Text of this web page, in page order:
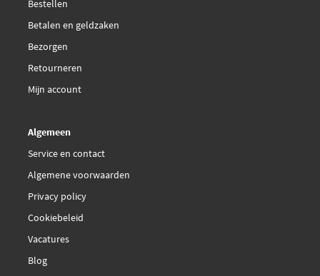
Bestellen
Betalen en geldzaken
Bezorgen
Retourneren
Mijn account
Algemeen
Service en contact
Algemene voorwaarden
Privacy policy
Cookiebeleid
Vacatures
Blog